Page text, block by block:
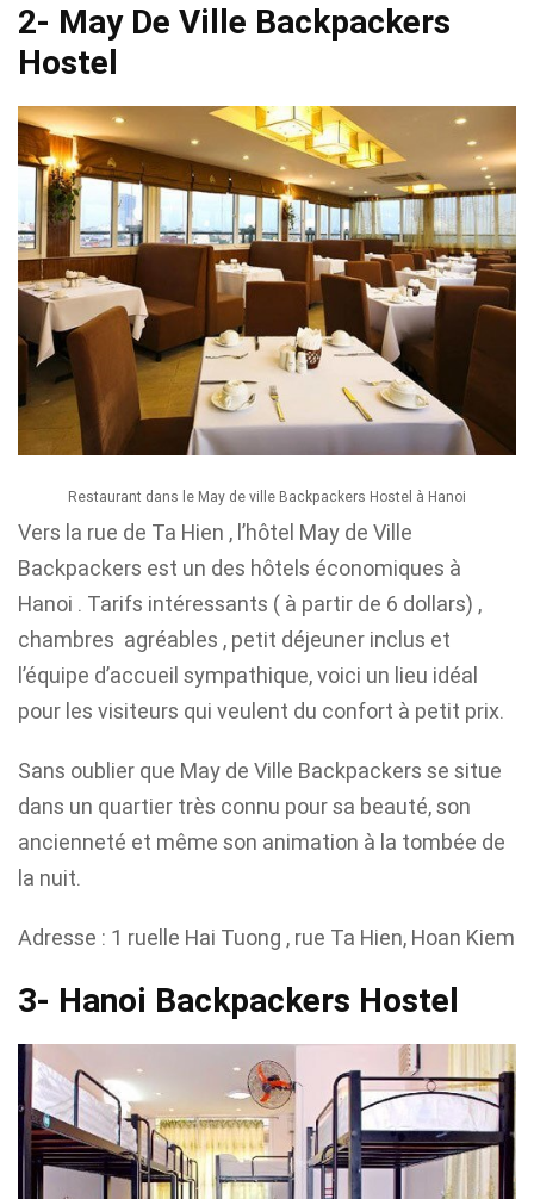
2- May De Ville Backpackers
Hostel
Restaurant dans le May de ville Backpackers Hostel à Hanoi
Vers la rue de Ta Hien , l’hôtel May de Ville
Backpackers est un des hôtels économiques à
Hanoi . Tarifs intéressants ( à partir de 6 dollars) ,
chambres agréables , petit déjeuner inclus et
l’équipe d’accueil sympathique, voici un lieu idéal
pour les visiteurs qui veulent du confort à petit prix.
Sans oublier que May de Ville Backpackers se situe
dans un quartier très connu pour sa beauté, son
ancienneté et même son animation à la tombée de
la nuit.
Adresse : 1 ruelle Hai Tuong , rue Ta Hien, Hoan Kiem
3- Hanoi Backpackers Hostel